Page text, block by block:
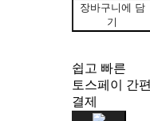
장바구니에 담
기
쉽고 빠른
토스페이 간편
결제